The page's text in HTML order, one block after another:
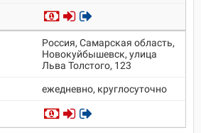
Россия, Самарская область,
Новокуйбышевск, улица
Льва Толстого, 123
ежедневно, круглосуточно